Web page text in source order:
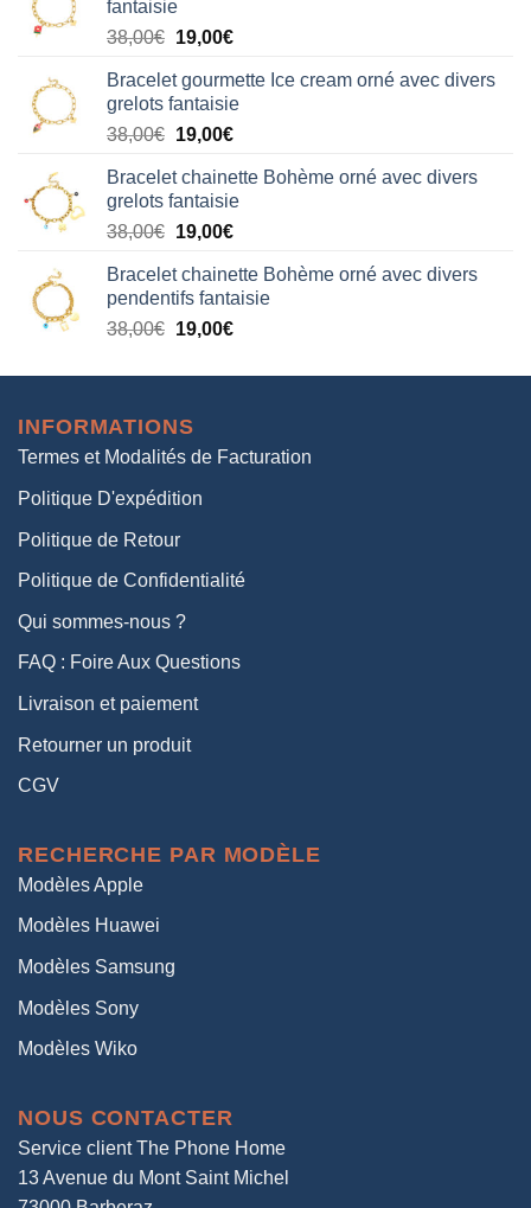
était :
38,00€.19,00€.
fantaisie
38,00€ Le
initial
était :
38,00€.
19,00€Le
actuel
est :
19,00€.
Bracelet gourmette Ice cream orné avec divers
grelots fantaisie
38,00€ Le
initial
était :
38,00€.
19,00€Le
actuel
est :
19,00€.
Bracelet chainette Bohème orné avec divers
grelots fantaisie
38,00€ Le
initial
était :
38,00€.
19,00€Le
actuel
est :
19,00€.
Bracelet chainette Bohème orné avec divers
pendentifs fantaisie
38,00€ Le
initial
38,00€.
19,00€Le
actuel
INFORMATIONS
Termes et Modalités de Facturation
Politique D'expédition
Politique de Retour
Politique de Confidentialité
Qui sommes-nous ?
FAQ : Foire Aux Questions
Livraison et paiement
Retourner un produit
CGV
RECHERCHE PAR MODÈLE
Modèles Apple
Modèles Huawei
Modèles Samsung
Modèles Sony
Modèles Wiko
NOUS CONTACTER
Service client The Phone Home
13 Avenue du Mont Saint Michel